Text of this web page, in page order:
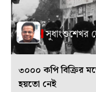
৩০০০ কপি বিক্রির
হয়তো নেই